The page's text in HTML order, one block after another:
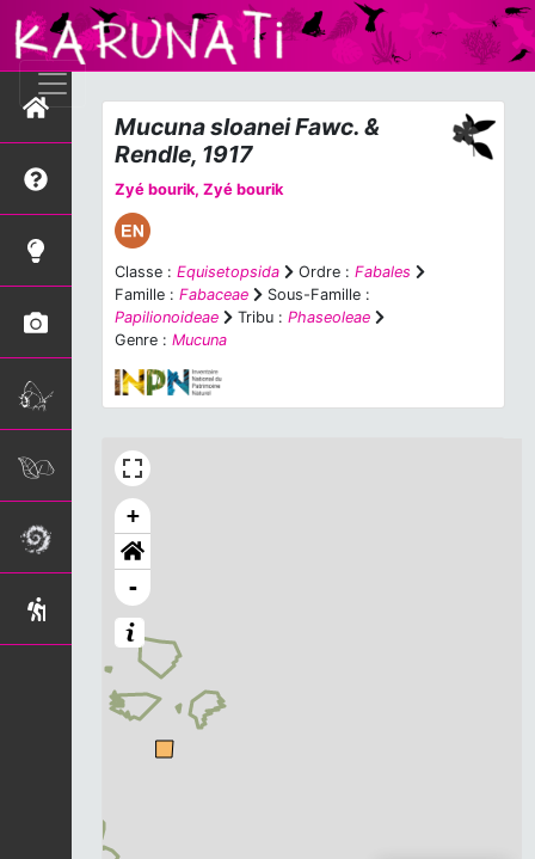
Mucuna sloaneiFawc. &
Rendle, 1917
Zyé bourik, Zyé bourik
Classe : Equisetopsida Ordre : Fabales
Famille : Fabaceae
Sous-Famille :
Papilionoideae
Tribu : Phaseoleae
Genre : Mucuna
+
-